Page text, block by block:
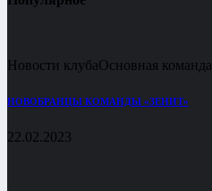
Новости клубаОсновная команда
НОВОБРАНЦЫ КОМАНДЫ «ЗЕНИТ»
22.02.2023